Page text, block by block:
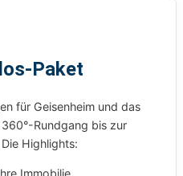
Paket
für Geisenheim und das
Rundgang bis zur
Highlights:
Immobilie